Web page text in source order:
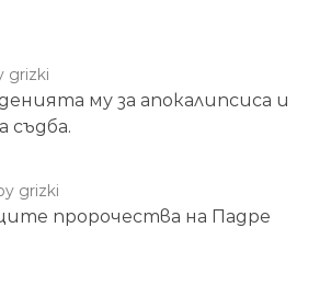
grizki
му за апокалипсиса и
съдба.
grizki
пророчества на Падре